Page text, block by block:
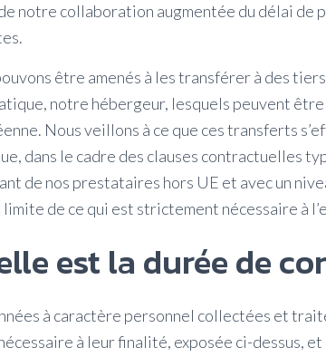
notre collaboration augmentée du délai
être amenés à les transférer à des
notre hébergeur, lesquels peuvent être
Nous veillons à ce que ces transferts
dans le cadre des clauses contractuelles
de nos prestataires hors UE et avec un
limite de ce qui est strictement nécessaire à
est la durée de
à caractère personnel collectées et
à leur finalité, exposée ci-dessus,